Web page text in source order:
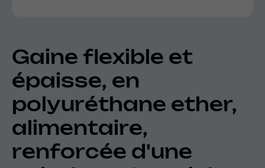
Gaine flexible et
épaisse, en
polyuréthane ether,
alimentaire,
renforcée d'une